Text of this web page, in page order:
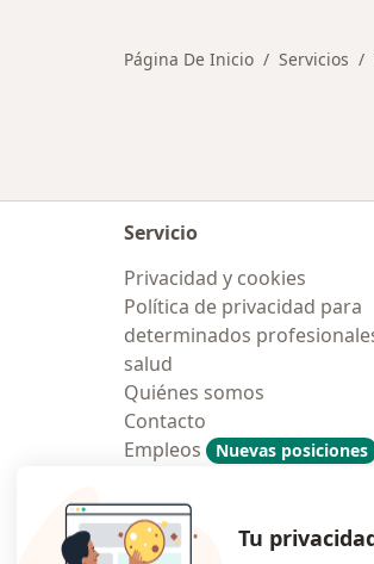
Página De Inicio Servicios
Servicio
Privacidad y cookies
Política de privacidad para
determinados
salud
Quiénes somos
Contacto
Empleos
Nuevas posiciones
Contratación
Tu